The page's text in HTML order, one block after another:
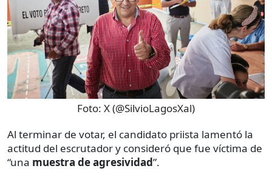
Foto: X (@SilvioLagosXal)
Al terminar de votar, el candidato priista lamentó la
actitud del escrutador y consideró que fue víctima de
“una muestra de agresividad”.